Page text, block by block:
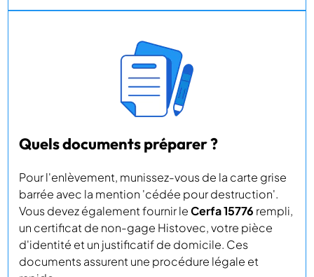
Quels documents préparer ?
Pour l'enlèvement, munissez-vous de la carte grise
barrée avec la mention 'cédée pour destruction'.
Vous devez également fournir leCerfa 15776 rempli,
un certificat de non-gage Histovec, votre pièce
d'identité et un justificatif de domicile. Ces
documents assurent une procédure légale et